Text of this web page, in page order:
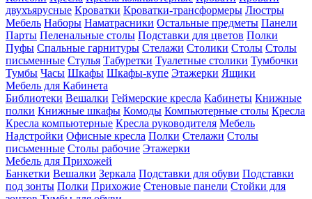
двухъярусные Кроватки Кроватки-трансформеры Люстры
Мебель Наборы Наматрасники Остальные предметы Панели
Парты Пеленальные столы Подставки для цветов Полки
Пуфы Спальные гарнитуры Стелажи Столики Столы Столы
письменные Стулья Табуретки Туалетные столики Тумбочки
Тумбы Часы Шкафы Шкафы-купе Этажерки Ящики
Мебель для Кабинета
Библиотеки Вешалки Геймерские кресла Кабинеты Книжные
полки Книжные шкафы Комоды Компьютерные столы Кресла
Кресла компьютерные Кресла руководителя Мебель
Надстройки Офисные кресла Полки Стелажи Столы
письменные Столы рабочие Этажерки
Мебель для Прихожей
Банкетки Вешалки Зеркала Подставки для обуви Подставки
под зонты Полки Прихожие Стеновые панели Стойки для